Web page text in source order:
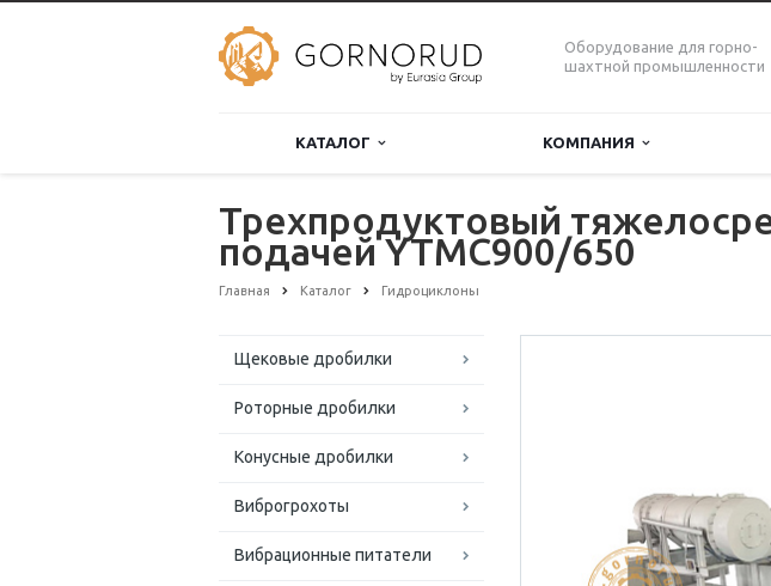
Оборудование для горно-
шахтной промышленности
КАТАЛОГ КОМПАНИЯ
Трехпродуктовый
подачей YTMC900/650
Главная Каталог Гидроциклоны
Щековые дробилки
Роторные дробилки
Конусные дробилки
Виброгрохоты
Вибрационные питатели